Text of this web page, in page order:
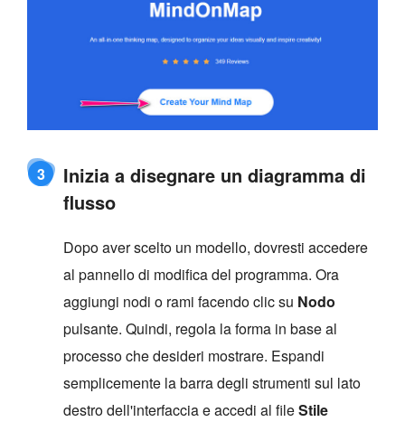
3
Inizia a disegnare un diagramma di
flusso
Dopo aver scelto un modello, dovresti accedere
al pannello di modifica del programma. Ora
aggiungi nodi o rami facendo clic su Nodo
pulsante. Quindi, regola la forma in base al
processo che desideri mostrare. Espandi
semplicemente la barra degli strumenti sul lato
destro dell'interfaccia e accedi al fileStile